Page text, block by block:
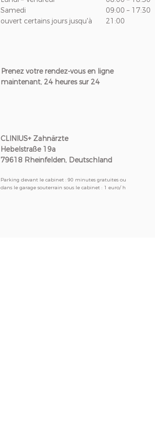
Samedi
ouvert certains jours jusqu'à
09:00 – 17:30
21:00
Prenez votre rendez-vous en ligne
maintenant, 24 heures sur 24
CLINIUS+ Zahnärzte
Hebelstraße 19a
79618 Rheinfelden, Deutschland
Parking devant le cabinet : 90 minutes gratuites ou
dans le garage souterrain sous le cabinet : 1 euro/ h